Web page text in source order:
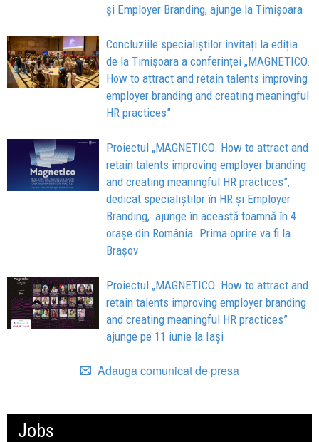
și Employer Branding, ajunge la Timișoara
Concluziile specialiștilor invitați la ediția
de la Timișoara a conferinței „MAGNETICO.
How to attract and retain talents improving
employer branding and creating meaningful
HR practices”
Proiectul „MAGNETICO. How to attract and
retain talents improving employer branding
and creating meaningful HR practices”,
dedicat specialiștilor în HR și Employer
Branding, ajunge în această toamnă în 4
orașe din România. Prima oprire va fi la
Brașov
Proiectul „MAGNETICO. How to attract and
retain talents improving employer branding
and creating meaningful HR practices”
ajunge pe 11 iunie la Iași
Adauga comunicat de presa
Jobs